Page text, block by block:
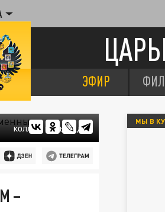
ЭФИР
КОЛЛАЖ ЦАРЬГРАДА
–
МЫ В